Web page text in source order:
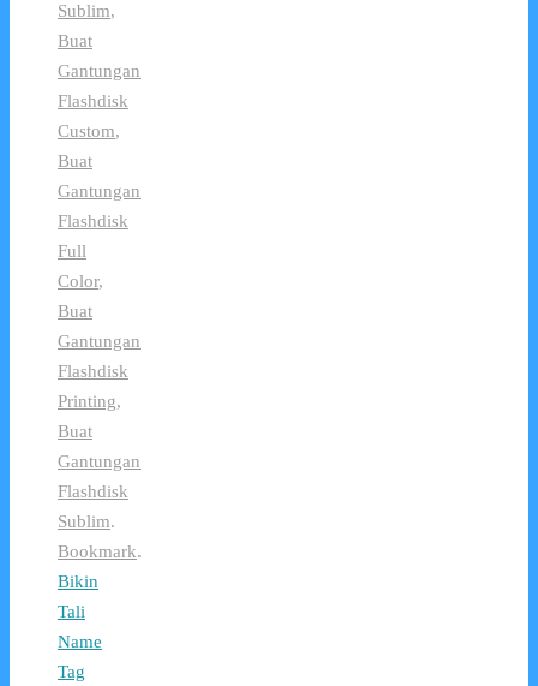
Sublim,
Buat
Gantungan
Flashdisk
Custom,
Buat
Gantungan
Flashdisk
Full
Color,
Buat
Gantungan
Flashdisk
Printing,
Buat
Gantungan
Flashdisk
Sublim.
Bookmark.
Bikin
Tali
Name
Tag